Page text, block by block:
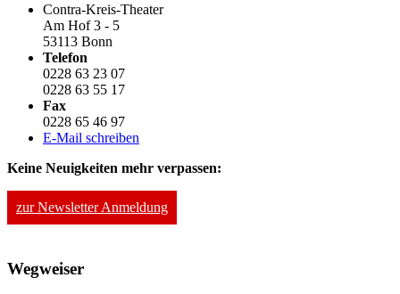
Contra-Kreis-Theater
Am Hof 3 - 5
53113 Bonn
Telefon
0228 63 23 07
0228 63 55 17
Fax
0228 65 46 97
E-Mail schreiben
Keine Neuigkeiten mehr verpassen:
zur Newsletter Anmeldung
Wegweiser